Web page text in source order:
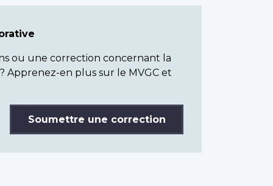
ou une correction concernant la
Apprenez-en plus sur le MVGC et
Soumettre une correction